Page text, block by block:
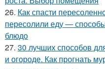
26. Как спасти
пересолили еду —
блюдо
27. 30 лучших способов
и огороде. Как прогнать